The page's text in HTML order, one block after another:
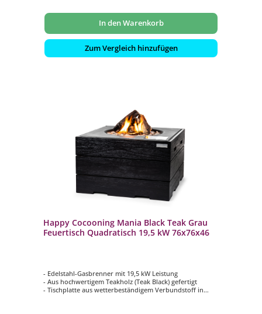
In den Warenkorb
Zum Vergleich hinzufügen
Happy Cocooning Mania Black Teak Grau
Feuertisch Quadratisch 19,5 kW 76x76x46
- Edelstahl-Gasbrenner mit 19,5 kW Leistung
- Aus hochwertigem Teakholz (Teak Black) gefertigt
- Tischplatte aus wetterbeständigem Verbundstoff in